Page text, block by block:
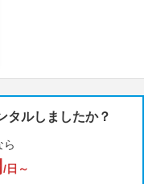
タルしましたか？
ら
/日～